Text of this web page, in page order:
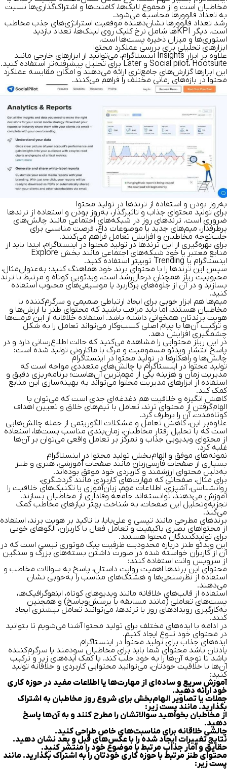
مخاطبان است و از مجموع لایک‌ها، کامنت‌ها و اشتراک‌گذاری‌ها نسبت
به تعداد فالوورها محاسبه می‌شود.
رشد تعداد فالوورها نشان‌دهنده موفقیت استراتژی‌های جذب مخاطب
است. دیگر KPIها شامل نرخ کلیک روی لینک‌ها، تعداد بازدید
استوری‌ها و میزان ذخیره‌ پست‌ها است.
ابزارهای تحلیلی برای بررسی عملکرد محتوا
علاوه بر ابزار Insights اینستاگرام، می‌توانید از ابزارهای خارجی مانند
Social pilot، Hootsuite و Later برای تحلیل پیشرفته‌تر استفاده کنید.
این ابزارها گزارش‌های جامع‌تری ارائه می‌دهند و امکان مقایسه عملکرد
محتوا در بازه‌های زمانی مختلف را فراهم می‌کنند.
به‌روز بودن و استفاده از ترندها در تولید محتوا
برای تولید محتوای جذاب و تاثیرگذار، به‌روز بودن و استفاده از ترندها
ضروری است. ترندهای روز در شبکه‌های اجتماعی مانند چالش‌های
پرطرفدار، میم‌های جدید یا موضوعات داغ، فرصت مناسبی برای
جلب‌توجه مخاطبان و افزایش تعامل فراهم می‌کنند.
برای بهره‌گیری از این ترندها در تولید محتوا در اینستاگرام، ابتدا باید از
منابع معتبر یا خود شبکه‌های اجتماعی مانند بخش Explore
اینستاگرام یا Trending توییتر استفاده کنید.
سپس این ترندها را با محتوای برند خود هماهنگ کنید؛ به‌عنوان‌مثال،
محبوبیت ریلز همچنان درحال‌رشد است، ویدئویی کوتاه و مرتبط با ترند
بسازید و در آن از جلوه‌های پرکاربرد یا موسیقی‌های محبوب استفاده
کنید.
میم‌ها هم ابزار خوبی برای ایجاد ارتباطی صمیمی و سرگرم‌کننده با
مخاطبان هستند، اما باید مراقب باشید که محتوای طنز با ارزش‌ها و
هویت برندتان همخوانی داشته باشد. استفاده خلاقانه از این فرمت‌ها
و ترکیب آن‌ها با پیام اصلی کسب‌وکار می‌تواند تعامل را به شکل
چشمگیری افزایش دهد.
در این ریلز محتوایی را مشاهده می‌کنید که حالت اطلاع‌رسانی دارد و در
پاسخ انتشار ویدئو مسمومیت و مرگ با ماکارونی تولید شده است:
چالش‌ها و راهکارها در تولید محتوا در اینستاگرام
تولید محتوا در اینستاگرام با چالش‌های متعددی مواجه است که
مدیریت زمان و هزینه یکی از مهم‌ترین آن‌هاست؛ برنامه‌ریزی دقیق و
استفاده از ابزارهای مدیریت محتوا می‌تواند به بهینه‌سازی این منابع
کمک کند.
کاهش انگیزه و خلاقیت هم دغدغه‌ای جدی است که می‌توان با
الهام‌گرفتن از محتوای ترند، تعامل با تیم‌های خلاق و تعیین اهداف
کوتاه‌مدت، آن را برطرف کرد.
علاوه‌بر این، کاهش تعامل و مشکلات الگوریتمی از جمله چالش‌هایی
است که با تحلیل رفتار مخاطبان، زمان‌بندی مناسب پست‌ها، استفاده
از محتوای ویدیویی جذاب و تمرکز بر تعامل واقعی می‌توان بر آن‌ها
غلبه کرد.
نمونه‌های موفق و الهام‌بخش تولید محتوا در اینستاگرام
بسیاری از صفحات فارسی‌زبان مانند صفحات آموزشی، هنری و طنز
به‌دلیل محتوای ارزشمند و کاربردی خود موفق بوده‌اند.
برای مثال، صفحاتی که مهارت‌های کاربردی مانند گردشگری،
روانشناسی، آشپزی، اطلاعات مهم، زبان‌آموزی یا تکنیک‌های خلاقیت را
آموزش می‌دهند، توانسته‌اند جامعه وفاداری از مخاطبان بسازند.
تجزیه‌وتحلیل این صفحات، به شناخت بهتر نیازهای مخاطب کمک
می‌کند.
برندهای مطرحی مانند تپسی و علی‌بابا، با تاکید بر هویت برند، استفاده
از محتواهای بصری باکیفیت و تعامل فعال با کاربران، الگوهای خوبی
برای تولیدکنندگان محتوا هستند.
این ویدئو طنز درباره محدودیت ظرفیت پیک موتوری تپسی است که در
آن از کاربران خواسته شده در صورت داشتن بسته‌های بزرگ و سنگین
از سرویس وانت استفاده کنند:
محتوای این برندها اهمیت روایت داستان، پاسخ به سوالات مخاطب و
استفاده از نظرسنجی‌ها و هشتگ‌های مناسب را به‌خوبی نشان
می‌دهند.
استفاده از قالب‌های خلاقانه مانند ویدیوهای کوتاه، اینفوگرافیک‌ها،
پست‌های تعاملی (مانند مسابقه یا پرسش‌وپاسخ) و همچنین
به‌کارگیری رویدادهای روز یا ترندها، می‌توانند تعامل بیشتری ایجاد
کنند.
در ادامه با ایده‌های مختلف برای تولید محتوا آشنا می‌شویم تا بتوانید
در محتوای خود تنوع ایجاد کنیم.
ایده‌های جذاب برای تولید محتوا در اینستاگرام
یادتان باشد محتوای شما باید برای مخاطبان سودمند یا سرگرم‌کننده
باشد تا توجه آن‌ها را به خود جلب کند. با کمک ایده‌های زیر و ترکیب
آن‌ها با خلاقیت خودتان، می‌توانید محتوایی کاربردی و خلاقانه تولید
کنید:
آموزش سریع و ساده‌ای از مهارت‌ها یا اطلاعات مفید در حوزه کاری
خود ارائه دهید.
جملات یا تصاویر الهام‌بخش برای شروع روز مخاطبان به اشتراک
بگذارید. مانند پست زیر:
از مخاطبان بخواهید سوالاتشان را مطرح کنند و به آن‌ها پاسخ
دهید.
چالشی خلاقانه برای مناسبت‌های خاص طراحی کنید.
نتایج تغییرات ایجاد شده را با عکس‌های قبل و بعد نشان دهید.
حقایق و آمار جذاب مرتبط با موضوع خود را منتشر کنید.
محتوای طنز مرتبط با حوزه کاری خودتان را به اشتراک بگذارید. مانند
پست زیر: